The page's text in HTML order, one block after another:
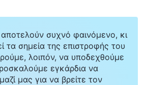
συχνό φαινόμενο, κι
τα σημεία της επιστροφής του
λοιπόν, να υποδεχθούμε
εγκάρδια να
μας για να βρείτε τον